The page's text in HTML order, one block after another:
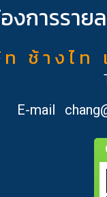
งการราย
ท ช้ า ง ไ ท
E-mail